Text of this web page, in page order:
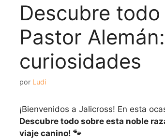
Descubre
Pastor
curiosidades
por Ludi
¡Bienvenidos a Jalicross! En esta
Descubre todo sobre esta noble
viaje canino! 🐾